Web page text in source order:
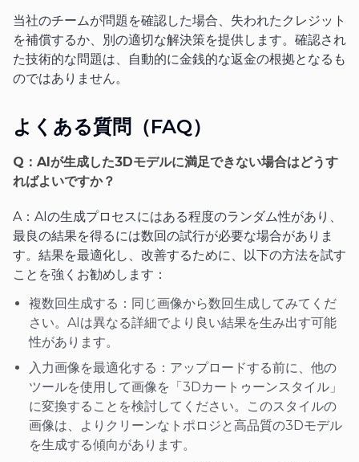
当社のチームが問題を確認した場合、失われたクレジット
を補償するか、別の適切な解決策を提供します。確認され
た技術的な問題は、自動的に金銭的な返金の根拠となるも
のではありません。
よくある質問（FAQ）
Q：AIが生成した3Dモデルに満足できない場合はどうす
ればよいですか？
A：AIの生成プロセスにはある程度のランダム性があり、
最良の結果を得るには数回の試行が必要な場合がありま
す。結果を最適化し、改善するために、以下の方法を試す
ことを強くお勧めします：
複数回生成する：同じ画像から数回生成してみてくだ
さい。AIは異なる詳細でより良い結果を生み出す可能
性があります。
入力画像を最適化する：アップロードする前に、他の
ツールを使用して画像を「3Dカートゥーンスタイル」
に変換することを検討してください。このスタイルの
画像は、よりクリーンなトポロジと高品質の3Dモデル
を生成する傾向があります。